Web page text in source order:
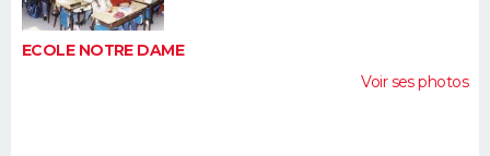
ECOLE NOTRE DAME
Voir ses photos